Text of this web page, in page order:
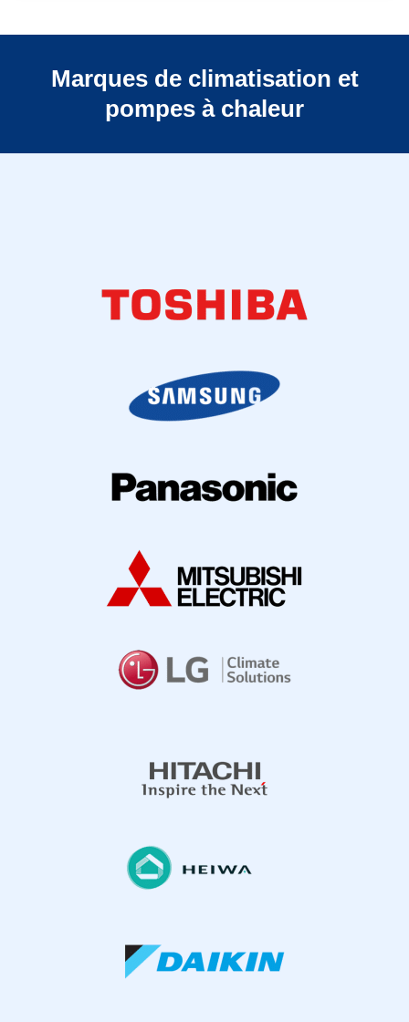
Marques de climatisation et
pompes à chaleur